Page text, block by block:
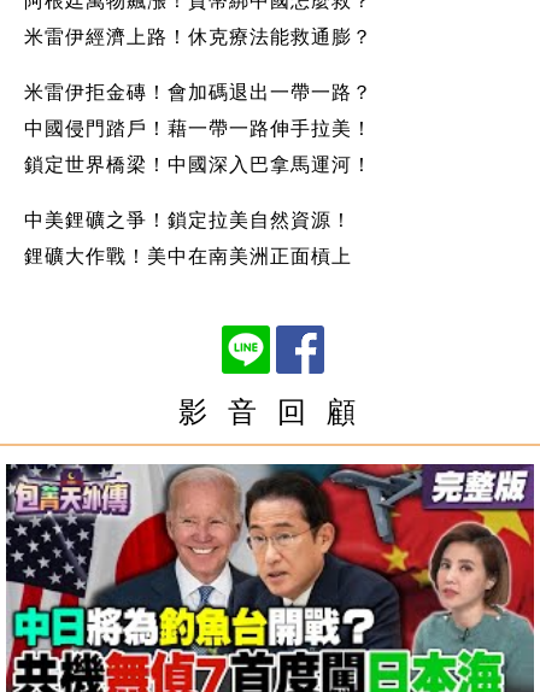
米雷伊經濟上路！休克療法能救通膨？
米雷伊拒金磚！會加碼退出一帶一路？
中國侵門踏戶！藉一帶一路伸手拉美！
鎖定世界橋梁！中國深入巴拿馬運河！
中美鋰礦之爭！鎖定拉美自然資源！
鋰礦大作戰！美中在南美洲正面槓上
影 音 回 顧